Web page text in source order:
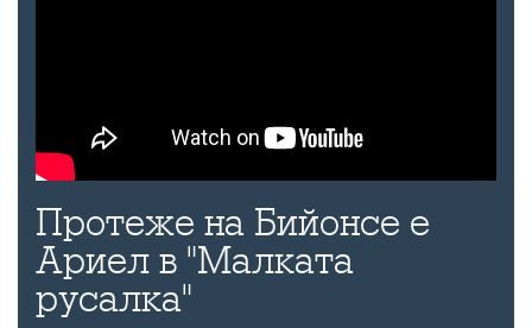
Протеже на Бийонсе е
Ариел в "Малката
русалка"